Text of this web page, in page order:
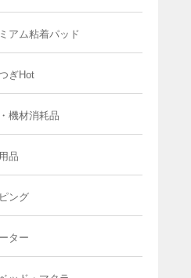
アム粘着パッド
ぎHot
機材消耗品
品
ング
ター